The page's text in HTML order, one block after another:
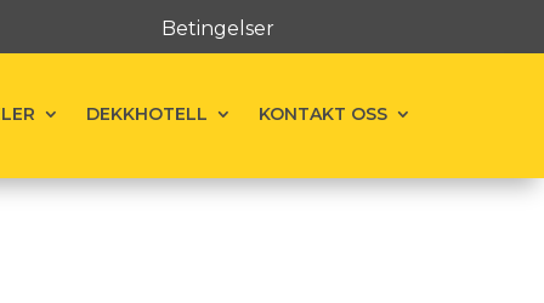
Betingelser
DEKKHOTELL KONTAKT OSS